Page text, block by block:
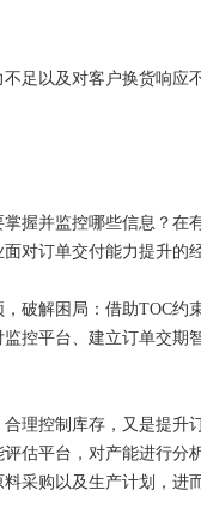
以及对客户换货响应
并监控哪些信息？在
对订单交付能力提升的
解困局：借助TOC约
平台、建立订单交期
控制库存，又是提升
估平台，对产能进行
购以及生产计划，进